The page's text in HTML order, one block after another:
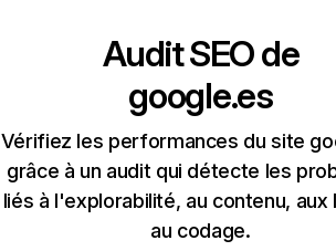
Audit SEO de
google.es
Vérifiez les performances du site
grâce à un audit qui détecte les
liés à l'explorabilité, au contenu, aux
au codage.